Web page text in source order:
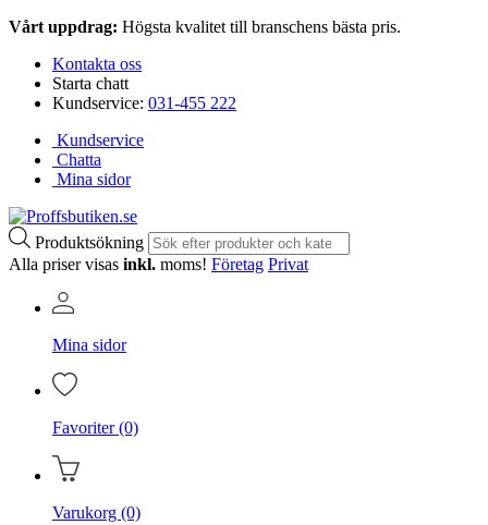
Vårt uppdrag: Högsta kvalitet till branschens bästa pris.
Kontakta oss
Starta chatt
Kundservice: 031-455 222
Kundservice
Chatta
Mina sidor
Produktsökning
Alla priser visas inkl. moms! Företag Privat
Mina sidor
Favoriter (0)
Varukorg (0)